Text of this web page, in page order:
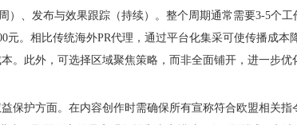
、发布与效果跟踪（持续）。整个周期通常需要3-5个工
。相比传统海外PR代理，通过平台化集采可使传播成本
。此外，可选择区域聚焦策略，而非全面铺开，进一步优
护方面。在内容创作时需确保所有宣称符合欧盟相关指